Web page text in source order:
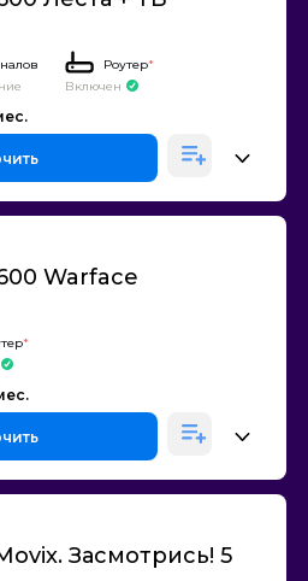
Роутер*
Включен
Warface
*
Засмотрись! 5